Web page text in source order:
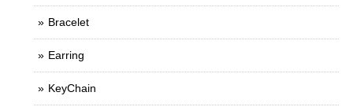
Bracelet
Earring
KeyChain